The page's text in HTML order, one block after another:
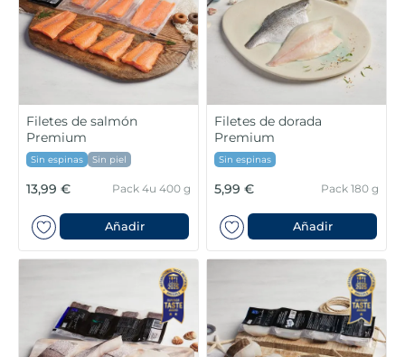
Filetes de salmón
Premium
Sin espinas Sin piel
13,99 € Pack 4u 400 g
Añadir
Filetes de dorada
Premium
Sin espinas
5,99 € Pack 180 g
Añadir